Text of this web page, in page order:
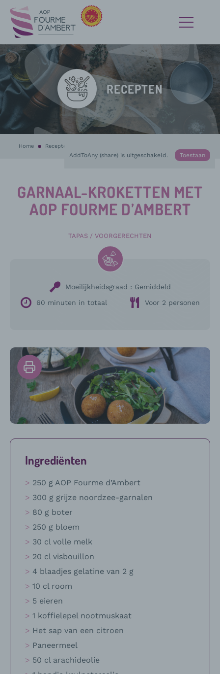
RECEPTEN
Home Recepten
AddToAny (share) is uitgeschakeld. Toestaan
GARNAAL-KROKETTEN MET
AOP FOURME D’AMBERT
TAPAS / VOORGERECHTEN
Moeilijkheidsgraad : Gemiddeld
60 minuten in totaal
Voor 2 personen
Print
het
recept
Ingrediënten
250 g AOP Fourme d’Ambert
300 g grijze noordzee-garnalen
80 g boter
250 g bloem
30 cl volle melk
20 cl visbouillon
4 blaadjes gelatine van 2 g
10 cl room
5 eieren
1 koffielepel nootmuskaat
Het sap van een citroen
Paneermeel
50 cl arachideolie